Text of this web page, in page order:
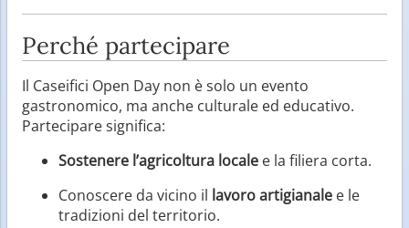
Perché partecipare
Il Caseifici Open Day non è solo un evento
gastronomico, ma anche culturale ed educativo.
Partecipare significa:
Sostenere l’agricoltura locale e la filiera corta.
Conoscere da vicino il lavoro artigianale e le
tradizioni del territorio.